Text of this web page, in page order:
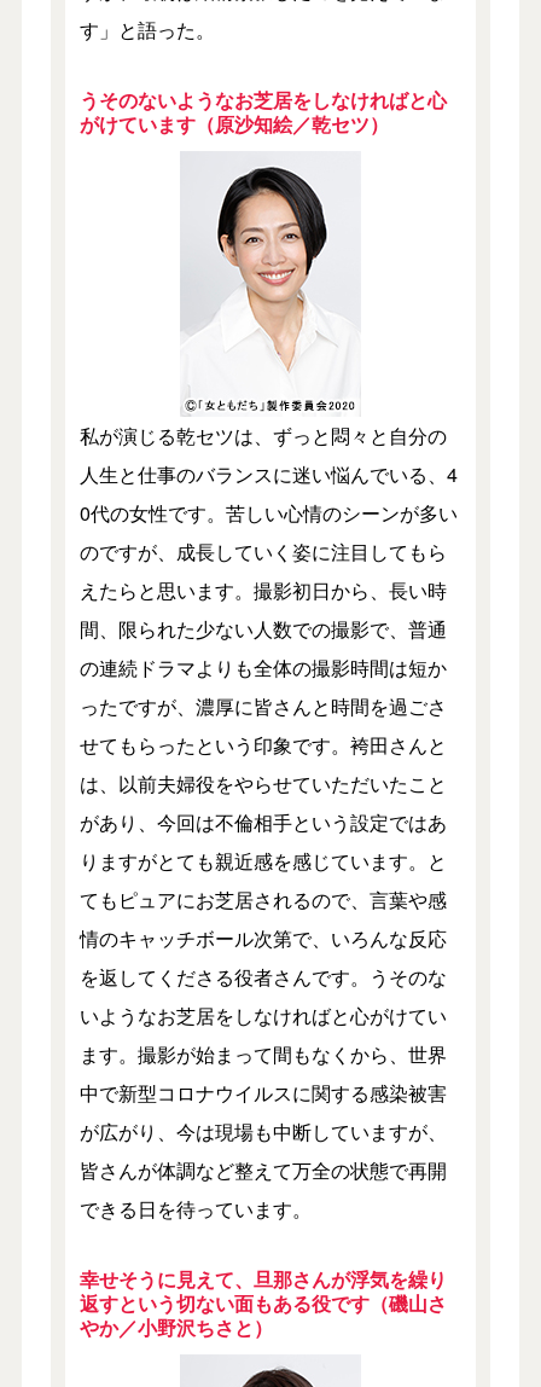
す」と語った。
うそのないようなお芝居をしなければと心
がけています（原沙知絵／乾セツ）
私が演じる乾セツは、ずっと悶々と自分の
人生と仕事のバランスに迷い悩んでいる、4
0代の女性です。苦しい心情のシーンが多い
のですが、成長していく姿に注目してもら
えたらと思います。撮影初日から、長い時
間、限られた少ない人数での撮影で、普通
の連続ドラマよりも全体の撮影時間は短か
ったですが、濃厚に皆さんと時間を過ごさ
せてもらったという印象です。袴田さんと
は、以前夫婦役をやらせていただいたこと
があり、今回は不倫相手という設定ではあ
りますがとても親近感を感じています。と
てもピュアにお芝居されるので、言葉や感
情のキャッチボール次第で、いろんな反応
を返してくださる役者さんです。うそのな
いようなお芝居をしなければと心がけてい
ます。撮影が始まって間もなくから、世界
中で新型コロナウイルスに関する感染被害
が広がり、今は現場も中断していますが、
皆さんが体調など整えて万全の状態で再開
できる日を待っています。
幸せそうに見えて、旦那さんが浮気を繰り
返すという切ない面もある役です（磯山さ
やか／小野沢ちさと）